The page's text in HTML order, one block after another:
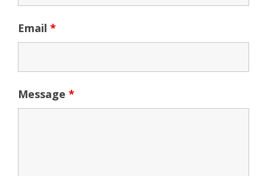
Email *
Message *